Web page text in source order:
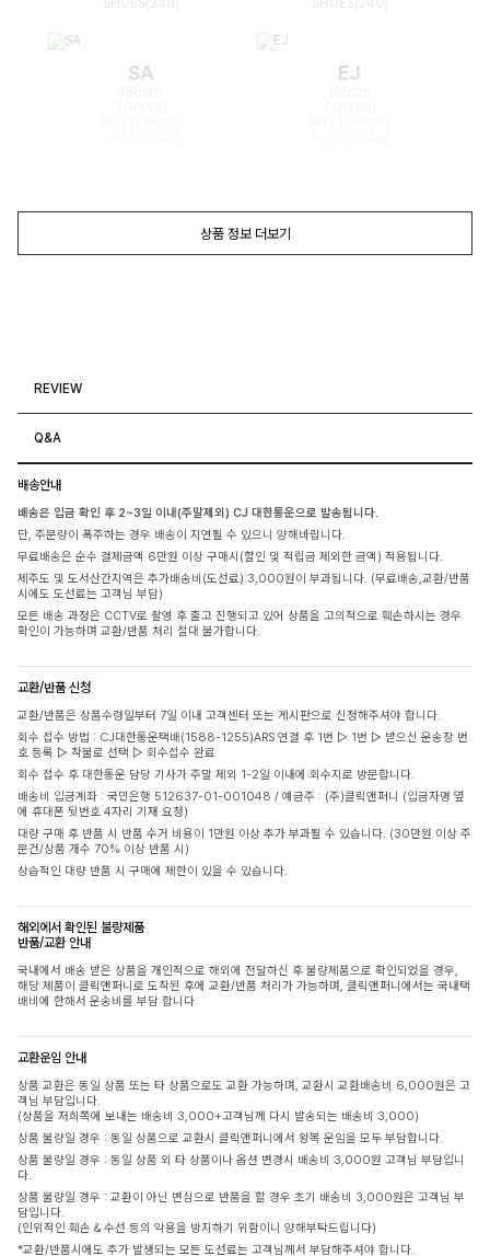
SA EJ
상품 정보 더보기
REVIEW
Q&A
배송안내
배송은 입금 확인 후 2~3일 이내(주말제외) CJ 대한통운으로 발송됩니다.
단, 주문량이 폭주하는 경우 배송이 지연될 수 있으니 양해바랍니다.
무료배송은 순수 결제금액 6만원 이상 구매시(할인 및 적립금 제외한 금액) 적용됩니다.
제주도 및 도서산간지역은 추가배송비(도선료) 3,000원이 부과됩니다. (무료배송,교환/반품
시에도 도선료는 고객님 부담)
모든 배송 과정은 CCTV로 촬영 후 출고 진행되고 있어 상품을 고의적으로 훼손하시는 경우
확인이 가능하며 교환/반품 처리 절대 불가합니다.
교환/반품 신청
교환/반품은 상품수령일부터 7일 이내 고객센터 또는 게시판으로 신청해주셔야 합니다.
회수 접수 방법 : CJ대한통운택배(1588-1255)ARS 연결 후 1번 ▷ 1번 ▷ 받으신 운송장 번
호 등록 ▷ 착불로 선택 ▷ 회수접수 완료
회수 접수 후 대한통운 담당 기사가 주말 제외 1-2일 이내에 회수지로 방문합니다.
배송비 입금계좌 : 국민은행 512637-01-001048 / 예금주 : (주)클릭앤퍼니 (입금자명 옆
에 휴대폰 뒷번호 4자리 기재 요청)
대량 구매 후 반품 시 반품 수거 비용이 1만원 이상 추가 부과될 수 있습니다. (30만원 이상 주
문건/상품 개수 70% 이상 반품 시)
상습적인 대량 반품 시 구매에 제한이 있을 수 있습니다.
해외에서 확인된 불량제품
반품/교환 안내
국내에서 배송 받은 상품을 개인적으로 해외에 전달하신 후 불량제품으로 확인되었을 경우,
해당 제품이 클릭앤퍼니로 도착된 후에 교환/반품 처리가 가능하며, 클릭앤퍼니에서는 국내택
배비에 한해서 운송비를 부담 합니다
교환운임 안내
상품 교환은 동일 상품 또는 타 상품으로도 교환 가능하며, 교환시 교환배송비 6,000원은 고
객님 부담입니다.
(상품을 저희쪽에 보내는 배송비 3,000+고객님께 다시 발송되는 배송비 3,000)
상품 불량일 경우 : 동일 상품으로 교환시 클릭앤퍼니에서 왕복 운임을 모두 부담합니다.
상품 불량일 경우 : 동일 상품 외 타 상품이나 옵션 변경시 배송비 3,000원 고객님 부담입니
다.
상품 불량일 경우 : 교환이 아닌 변심으로 반품을 할 경우 초기 배송비 3,000원은 고객님 부
담입니다.
(인위적인 훼손 & 수선 등의 악용을 방지하기 위함이니 양해부탁드립니다)
*교환/반품시에도 추가 발생되는 모든 도선료는 고객님께서 부담해주셔야 합니다.